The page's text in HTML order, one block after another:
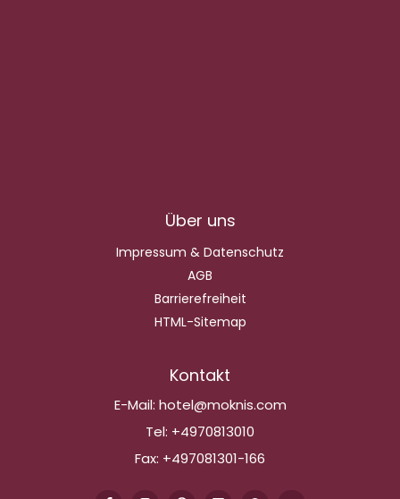
Über uns
Impressum & Datenschutz
AGB
Barrierefreiheit
HTML-Sitemap
Kontakt
E-Mail: hotel@moknis.com
Tel: +4970813010
Fax: +497081301-166